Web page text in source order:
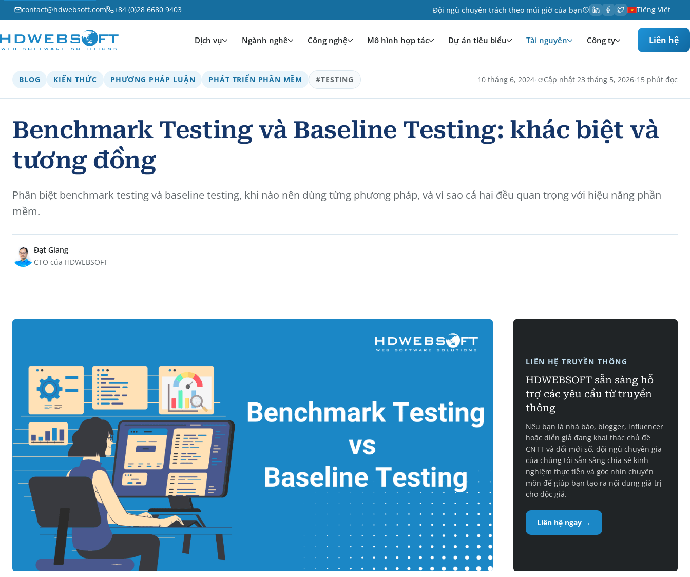
contact@hdwebsoft.com +84 (0)28 6680 9403 Đội ngũ chuyên trách theo múi giờ của bạn Tiếng Việt
Dịch vụ Ngành nghề Công nghệ Mô hình hợp tác Dự án tiêu biểu Tài nguyên Công ty Liên hệ
BLOG KIẾN THỨC PHƯƠNG PHÁP LUẬN PHÁT TRIỂN PHẦN MỀM #TESTING 10 tháng 6, 2024· Cập nhật 23 tháng 5, 2026·15 phút đọc
Benchmark Testing và Baseline Testing: khác biệt và
tương đồng
Phân biệt benchmark testing và baseline testing, khi nào nên dùng từng phương pháp, và vì sao cả hai đều quan trọng với hiệu năng phần
mềm.
Đạt Giang
CTO của HDWEBSOFT
LIÊN HỆ TRUYỀN THÔNG
HDWEBSOFT sẵn sàng hỗ
trợ các yêu cầu từ truyền
thông
Nếu bạn là nhà báo, blogger, influencer
hoặc diễn giả đang khai thác chủ đề
CNTT và đổi mới số, đội ngũ chuyên gia
của chúng tôi sẵn sàng chia sẻ kinh
nghiệm thực tiễn và góc nhìn chuyên
môn để giúp bạn tạo ra nội dung giá trị
cho độc giả.
Liên hệ ngay →